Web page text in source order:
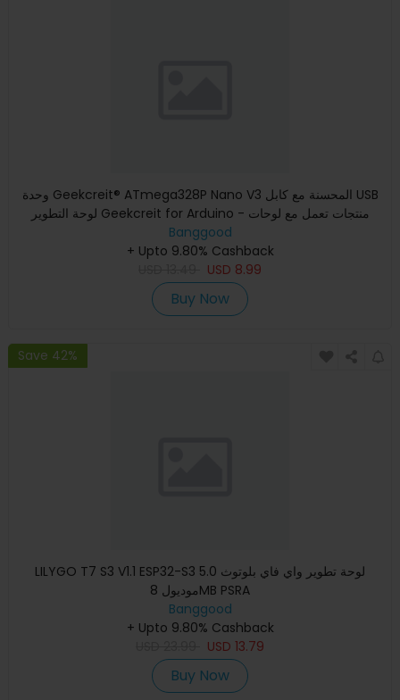
وحدة Geekcreit® ATmega328P Nano V3 المحسنة مع كابل USB
لوحة التطوير Geekcreit for Arduino - منتجات تعمل مع لوحات
Arduino
Banggood
+ Upto 9.80% Cashback
USD 8.99
Buy Now
Save 42%
LILYGO T7 S3 V1.1 ESP32-S3 لوحة تطوير واي فاي بلوتوث 5.0
موديول 8MB PSRA
Banggood
+ Upto 9.80% Cashback
USD 13.79
Buy Now